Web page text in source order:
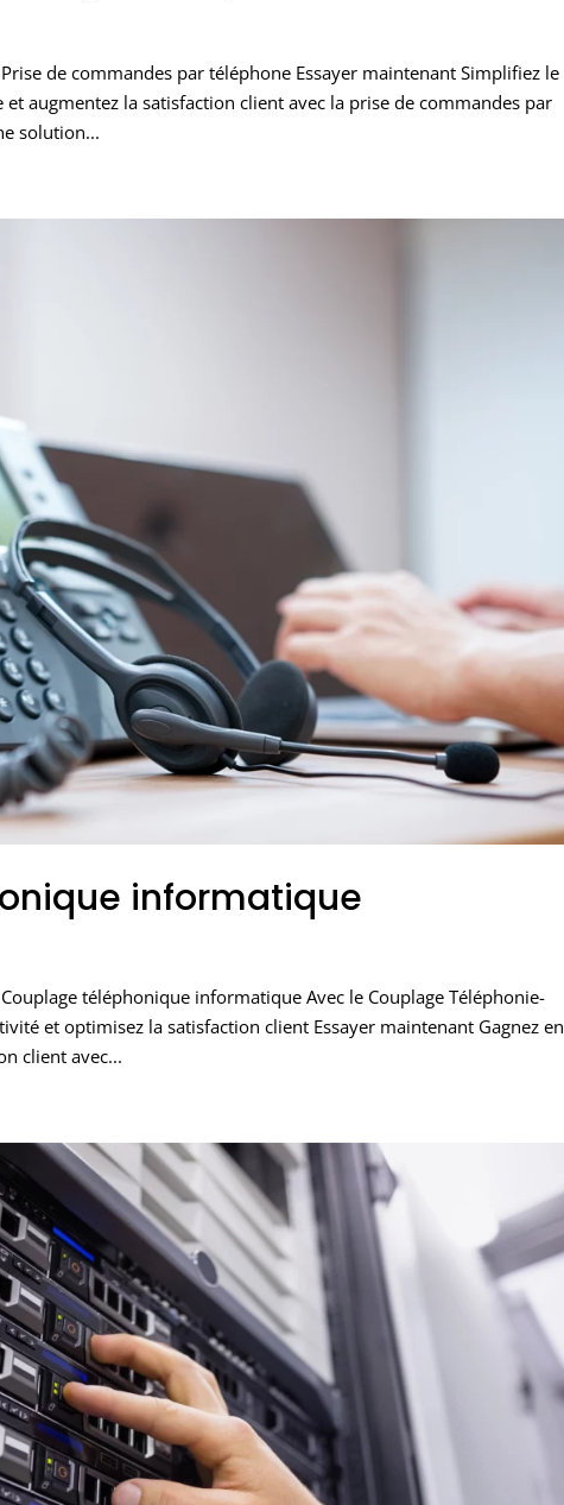
de commandes par téléphone Essayer maintenant Simplifiez le
et augmentez la satisfaction client avec la prise de commandes par
solution...
informatique
téléphonique informatique Avec le Couplage Téléphonie-
et optimisez la satisfaction client Essayer maintenant Gagnez en
client avec...